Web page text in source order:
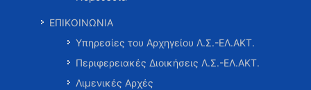
ΕΠΙΚΟΙΝΩΝΙΑ
Υπηρεσίες του Αρχηγείου Λ.Σ.-ΕΛ.ΑΚΤ.
Περιφερειακές Διοικήσεις Λ.Σ.-ΕΛ.ΑΚΤ.
Λιμενικές Αρχές